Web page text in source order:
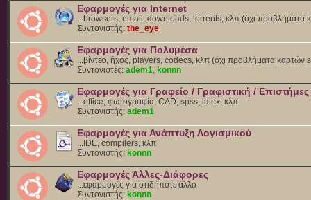
Εφαρμογές για Internet
...browsers, email, downloads, torrents, κλπ (όχι προβλήματα
Συντονιστής: the_eye
Εφαρμογές για Πολυμέσα
...βίντεο, ήχος, players, codecs, κλπ (όχι προβλήματα καρτών
Συντονιστές: adem1 konnn
Εφαρμογές για Γραφείο / Γραφιστική / Επιστήμες
...office, φωτογραφία, CAD, spss, latex, κλπ
Συντονιστής: adem1
Εφαρμογές για Ανάπτυξη Λογισμικού
...IDE, compilers, κλπ
Συντονιστής: konnn
Εφαρμογές Άλλες-Διάφορες
...εφαρμογές για οτιδήποτε άλλο
Συντονιστής: konnn